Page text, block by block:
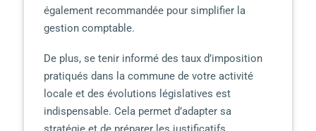
également recommandée pour simplifier la
gestion comptable.
De plus, se tenir informé des taux d’imposition
pratiqués dans la commune de votre activité
locale et des évolutions législatives est
indispensable. Cela permet d’adapter sa